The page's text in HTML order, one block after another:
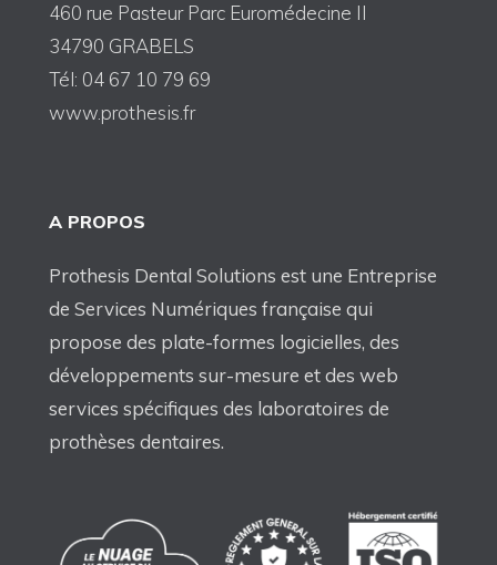
460 rue Pasteur Parc Euromédecine II
34790 GRABELS
Tél: 04 67 10 79 69
www.prothesis.fr
A PROPOS
Prothesis Dental Solutions est une Entreprise
de Services Numériques française qui
propose des plate-formes logicielles, des
développements sur-mesure et des web
services spécifiques des laboratoires de
prothèses dentaires.